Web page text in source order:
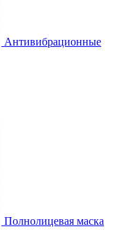
Антивибрационные
Полнолицевая маска